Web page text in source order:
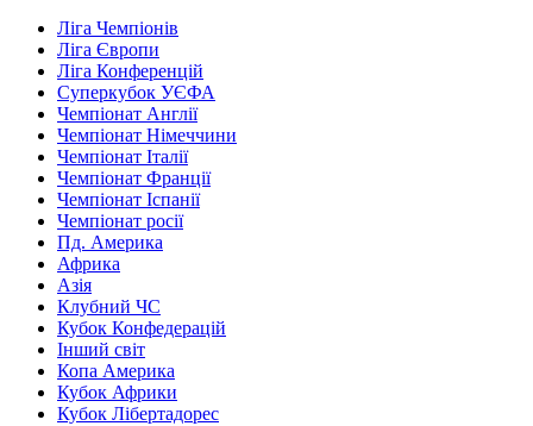
Ліга Чемпіонів
Ліга Європи
Ліга Конференцій
Суперкубок УЄФА
Чемпіонат Англії
Чемпіонат Німеччини
Чемпіонат Італії
Чемпіонат Франції
Чемпіонат Іспанії
Чемпіонат росії
Пд. Америка
Африка
Азія
Клубний ЧС
Кубок Конфедерацій
Інший світ
Копа Америка
Кубок Африки
Кубок Лібертадорес